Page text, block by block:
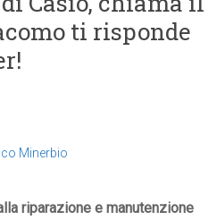
ti risponde
Minerbio
riparazione e manutenzione